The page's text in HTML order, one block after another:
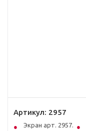
Артикул: 2957
Экран арт. 2957.